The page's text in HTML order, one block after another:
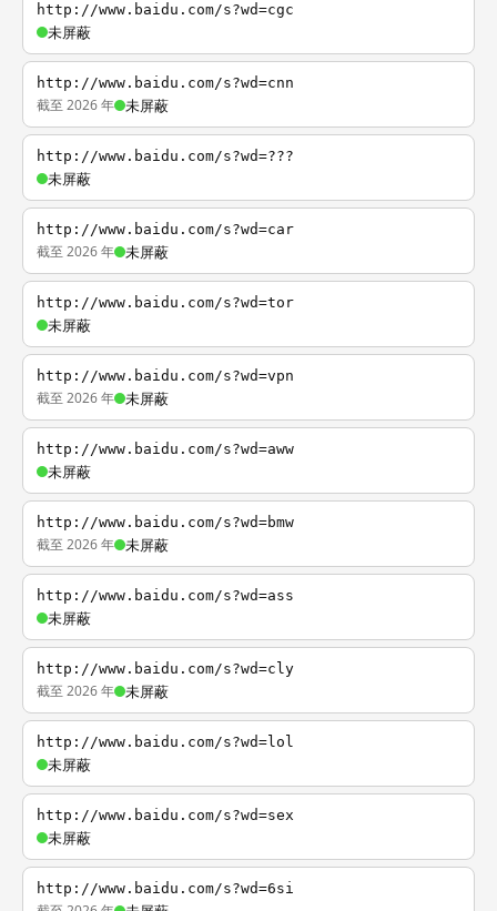
http://www.baidu.com/s?wd=cgc
未屏蔽
http://www.baidu.com/s?wd=cnn
截至 2026 年 未屏蔽
http://www.baidu.com/s?wd=???
未屏蔽
http://www.baidu.com/s?wd=car
截至 2026 年 未屏蔽
http://www.baidu.com/s?wd=tor
未屏蔽
http://www.baidu.com/s?wd=vpn
截至 2026 年 未屏蔽
http://www.baidu.com/s?wd=aww
未屏蔽
http://www.baidu.com/s?wd=bmw
截至 2026 年 未屏蔽
http://www.baidu.com/s?wd=ass
未屏蔽
http://www.baidu.com/s?wd=cly
截至 2026 年 未屏蔽
http://www.baidu.com/s?wd=lol
未屏蔽
http://www.baidu.com/s?wd=sex
未屏蔽
http://www.baidu.com/s?wd=6si